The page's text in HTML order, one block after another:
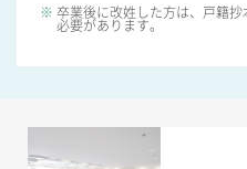
卒業後に改姓した方は、戸籍
必要があります。